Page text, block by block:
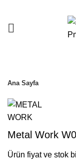
Ana Sayfa
Metal Work
Ürün fiyat ve stok